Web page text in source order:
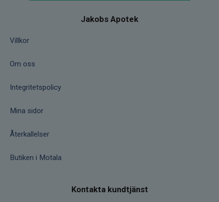
rökelse (Palo Santo, Salvia) så att rökelsen
rör sig kring shungiten och placera den sedan
mycket shungiten behöver hantera.
innehåller princip hela periodiska tabellen av
Ursprung: Karelen Chakra: Rotchakrat,
Planet: Pluto
Vad är Shungit? Shungit är ett helt unikt
runda ihåliga och sfäriska kolmolekyler som
Jakobs Apotek
Villkor
Om oss
Integritetspolicy
Mina sidor
Återkallelser
Butiken i Motala
Kontakta kundtjänst